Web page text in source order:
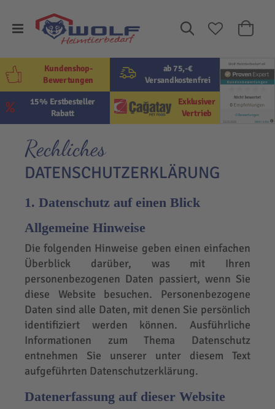
Suche
Mein
ab 75,-€
Versandkostenfrei
Exklusiver
Vertrieb
15% Erstbesteller
Rabatt
Kundenshop-
Bewertungen
Rechliches
DATENSCHUTZERKLÄRUNG
1. Datenschutz auf einen Blick
Allgemeine Hinweise
Die folgenden Hinweise geben einen einfachen
Überblick darüber, was mit Ihren
personenbezogenen Daten passiert, wenn Sie
diese Website besuchen. Personenbezogene
Daten sind alle Daten, mit denen Sie persönlich
identifiziert werden können. Ausführliche
Informationen zum Thema Datenschutz
entnehmen Sie unserer unter diesem Text
aufgeführten Datenschutzerklärung.
Datenerfassung auf dieser Website